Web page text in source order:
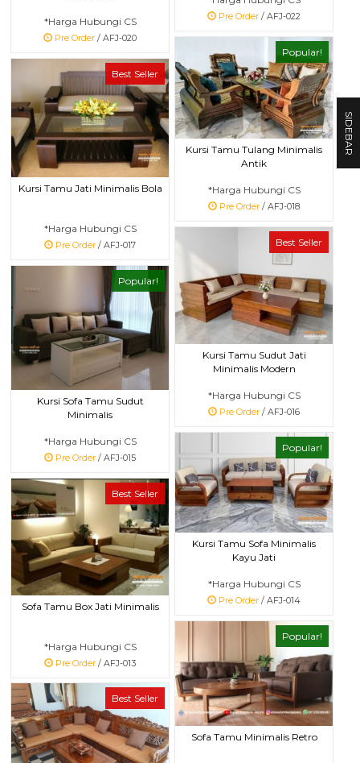
Pre Order / AFJ-022
*Harga Hubungi CS
Pre Order / AFJ-020
Popular!
Kursi Tamu Tulang Minimalis
Antik
*Harga Hubungi CS
Pre Order / AFJ-018
Best Seller
Kursi Tamu Jati Minimalis Bola
*Harga Hubungi CS
Pre Order / AFJ-017 Best Seller
Kursi Tamu Sudut Jati
Minimalis Modern
*Harga Hubungi CS
Pre Order / AFJ-016
Popular!
Kursi Sofa Tamu Sudut
Minimalis
*Harga Hubungi CS
Pre Order / AFJ-015
Popular!
Kursi Tamu Sofa Minimalis
Kayu Jati
*Harga Hubungi CS
Pre Order / AFJ-014
Best Seller
Sofa Tamu Box Jati Minimalis
*Harga Hubungi CS
Pre Order / AFJ-013
Popular!
Sofa Tamu Minimalis Retro
Best Seller
SIDEBAR